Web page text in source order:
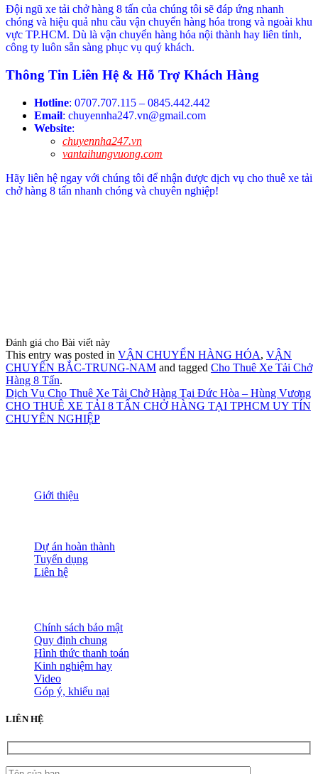
Đội ngũ xe tải chở hàng 8 tấn của chúng tôi sẽ đáp ứng nhanh
chóng và hiệu quả nhu cầu vận chuyển hàng hóa trong và ngoài khu
vực TP.HCM. Dù là vận chuyển hàng hóa nội thành hay liên tỉnh,
công ty luôn sẵn sàng phục vụ quý khách.
Thông Tin Liên Hệ & Hỗ Trợ Khách Hàng
Hotline: 0707.707.115 – 0845.442.442
Email: chuyennha247.vn@gmail.com
Website:
chuyennha247.vn
vantaihungvuong.com
Hãy liên hệ ngay với chúng tôi để nhận được dịch vụ cho thuê xe tải
chở hàng 8 tấn nhanh chóng và chuyên nghiệp!
Đánh giá cho Bài viết này
This entry was posted in VẬN CHUYỂN HÀNG HÓA, VẬN
CHUYỂN BẮC-TRUNG-NAM and tagged Cho Thuê Xe Tải Chở
Hàng 8 Tấn.
Dịch Vụ Cho Thuê Xe Tải Chở Hàng Tại Đức Hòa – Hùng Vương
CHO THUÊ XE TẢI 8 TẤN CHỞ HÀNG TẠI TPHCM UY TÍN
CHUYÊN NGHIỆP
Giới thiệu
Dự án hoàn thành
Tuyển dụng
Liên hệ
Chính sách bảo mật
Quy định chung
Hình thức thanh toán
Kinh nghiệm hay
Video
Góp ý, khiếu nại
LIÊN HỆ